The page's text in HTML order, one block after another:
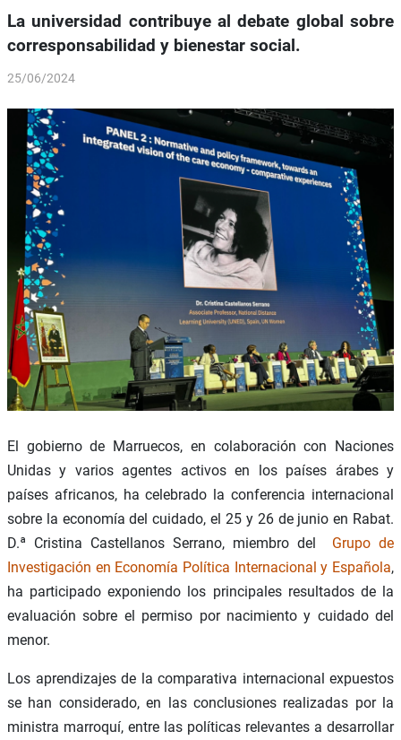
La universidad contribuye al debate global sobre
corresponsabilidad y bienestar social.
25/06/2024
El gobierno de Marruecos, en colaboración con Naciones
Unidas y varios agentes activos en los países árabes y
países africanos, ha celebrado la conferencia internacional
sobre la economía del cuidado, el 25 y 26 de junio en Rabat.
D.ª Cristina Castellanos Serrano, miembro del Grupo de
Investigación en Economía Política Internacional y Española,
ha participado exponiendo los principales resultados de la
evaluación sobre el permiso por nacimiento y cuidado del
menor.
Los aprendizajes de la comparativa internacional expuestos
se han considerado, en las conclusiones realizadas por la
ministra marroquí, entre las políticas relevantes a desarrollar